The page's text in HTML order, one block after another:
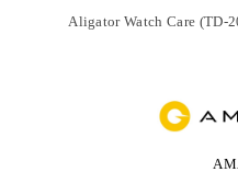
Aligator Watch Care (TD-